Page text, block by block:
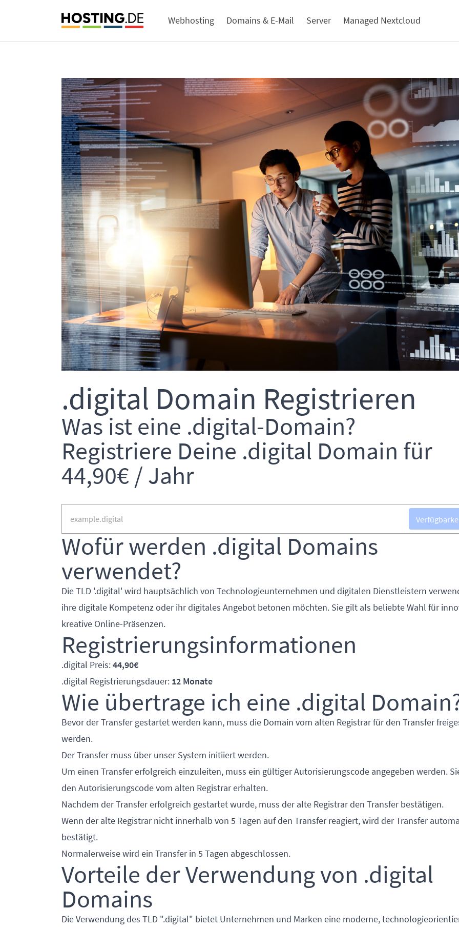
Webhosting Domains & E-Mail Server Managed Nextcloud
.digital Domain Registrieren
Was ist eine .digital-Domain?
Registriere Deine .digital Domain für
44,90€ / Jahr
Wofür werden .digital Domains
verwendet?
Die TLD '.digital' wird hauptsächlich von Technologieunternehmen und digitalen Dienstleistern
ihre digitale Kompetenz oder ihr digitales Angebot betonen möchten. Sie gilt als beliebte Wahl für
kreative Online-Präsenzen.
Registrierungsinformationen
.digital Preis:44,90€
.digital Registrierungsdauer: 12 Monate
Wie übertrage ich eine .digital
Bevor der Transfer gestartet werden kann, muss die Domain vom alten Registrar für den Transfer
werden.
Der Transfer muss über unser System initiiert werden.
Um einen Transfer erfolgreich einzuleiten, muss ein gültiger Autorisierungscode angegeben werden.
den Autorisierungscode vom alten Registrar erhalten.
Nachdem der Transfer erfolgreich gestartet wurde, muss der alte Registrar den Transfer bestätigen.
Wenn der alte Registrar nicht innerhalb von 5 Tagen auf den Transfer reagiert, wird der Transfer
bestätigt.
Normalerweise wird ein Transfer in 5 Tagen abgeschlossen.
Vorteile der Verwendung von .digital
Domains
Die Verwendung des TLD ".digital" bietet Unternehmen und Marken eine moderne,